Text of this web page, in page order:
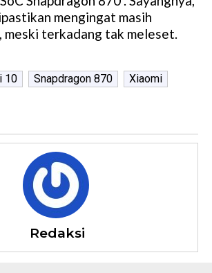
mengingat masih
meski terkadang tak meleset.
10 Snapdragon 870 Xiaomi
Redaksi